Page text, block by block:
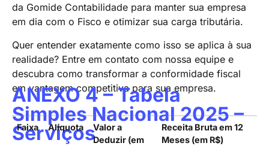
da Gomide Contabilidade para manter sua empresa
em dia com o Fisco e otimizar sua carga tributária.
Quer entender exatamente como isso se aplica à sua
realidade? Entre em contato com nossa equipe e
descubra como transformar a conformidade fiscal
em vantagem competitiva para sua empresa.
ANEXO 4 – Tabela
Simples Nacional 2025 –
Serviços
Faixa Alíquota
Valor a
Deduzir (em
Receita Bruta em 12
Meses (em R$)